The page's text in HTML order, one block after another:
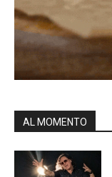
AL MOMENTO